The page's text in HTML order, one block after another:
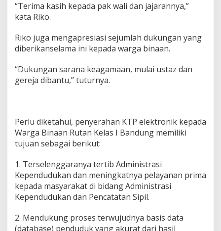
“Terima kasih kepada pak wali dan jajarannya,”
kata Riko.
Riko juga mengapresiasi sejumlah dukungan yang
diberikanselama ini kepada warga binaan.
“Dukungan sarana keagamaan, mulai ustaz dan
gereja dibantu,” tuturnya.
Perlu diketahui, penyerahan KTP elektronik kepada
Warga Binaan Rutan Kelas I Bandung memiliki
tujuan sebagai berikut:
1. Terselenggaranya tertib Administrasi
Kependudukan dan meningkatnya pelayanan prima
kepada masyarakat di bidang Administrasi
Kependudukan dan Pencatatan Sipil.
2. Mendukung proses terwujudnya basis data
(database) penduduk yang akurat dari hasil